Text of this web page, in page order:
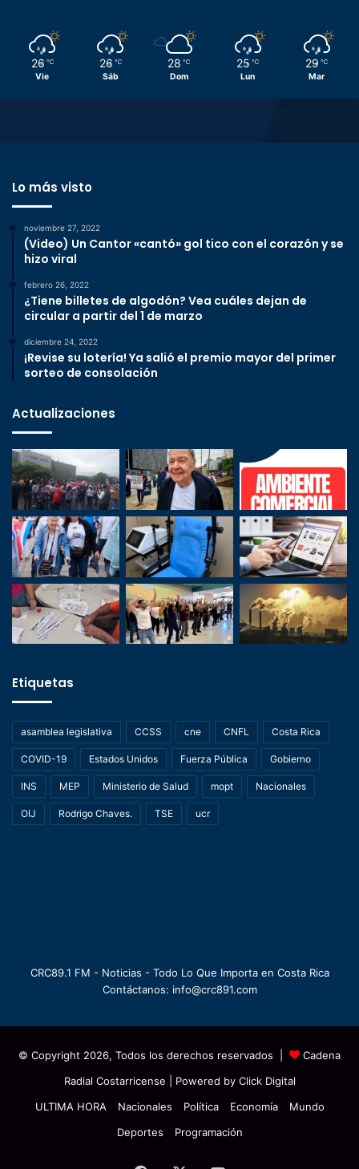
26 ℃
Vie
26 ℃
Sáb
28 ℃
Dom
25 ℃
Lun
29 ℃
Mar
Lo más visto
noviembre 27, 2022
(Video) Un Cantor «cantó» gol tico con el corazón y se
hizo viral
febrero 26, 2022
¿Tiene billetes de algodón? Vea cuáles dejan de
circular a partir del 1 de marzo
diciembre 24, 2022
¡Revise su lotería! Ya salió el premio mayor del primer
sorteo de consolación
Actualizaciones
Etiquetas
asamblea legislativa CCSS cne CNFL Costa Rica
COVID-19 Estados Unidos Fuerza Pública Gobierno
INS MEP Ministerio de Salud mopt Nacionales
OIJ Rodrigo Chaves. TSE ucr
CRC89.1 FM - Noticias - Todo Lo Que Importa en Costa Rica
Contáctanos: info@crc891.com
© Copyright 2026, Todos los derechos reservados |
Cadena
Radial Costarricense | Powered by Click Digital
ULTIMA HORA
Nacionales Política Economía
Mundo
Deportes
Programación